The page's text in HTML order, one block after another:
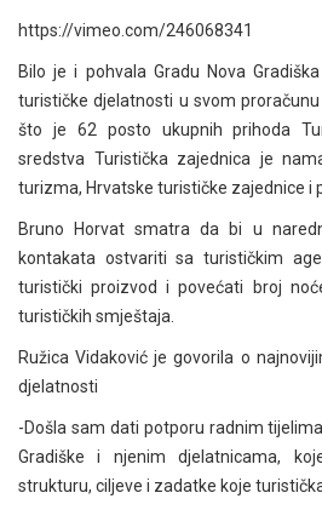
https://vimeo.com/246068341
Bilo je i pohvala Gradu Nova
turističke djelatnosti u svom
što je 62 posto ukupnih prihoda
sredstva Turistička zajednica je
turizma, Hrvatske turističke zajednice i
Bruno Horvat smatra da bi u
kontakata ostvariti sa turističkim
turistički proizvod i povećati broj
turističkih smještaja.
Ružica Vidaković je govorila o
djelatnosti
-Došla sam dati potporu radnim
Gradiške i njenim djelatnicama,
strukturu, ciljeve i zadatke koje